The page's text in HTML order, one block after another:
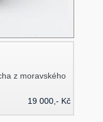
z moravského
19 000,- Kč